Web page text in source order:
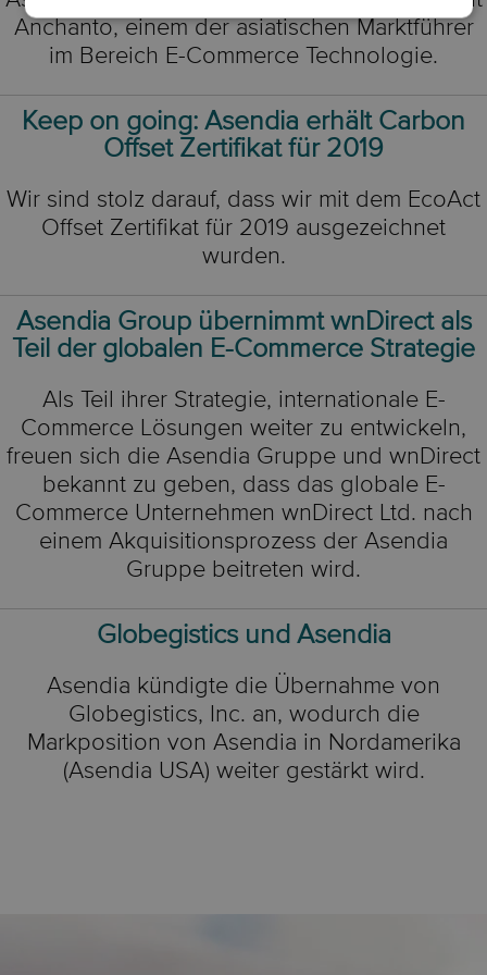
Anchanto, einem der asiatischen Marktführer
im Bereich E-Commerce Technologie.
Keep on going: Asendia erhält Carbon
Offset Zertifikat für 2019
Wir sind stolz darauf, dass wir mit dem EcoAct
Offset Zertifikat für 2019 ausgezeichnet
wurden.
Asendia Group übernimmt wnDirect als
Teil der globalen E-Commerce Strategie
Als Teil ihrer Strategie, internationale E-
Commerce Lösungen weiter zu entwickeln,
freuen sich die Asendia Gruppe und wnDirect
bekannt zu geben, dass das globale E-
Commerce Unternehmen wnDirect Ltd. nach
einem Akquisitionsprozess der Asendia
Gruppe beitreten wird.
Globegistics und Asendia
Asendia kündigte die Übernahme von
Globegistics, Inc. an, wodurch die
Markposition von Asendia in Nordamerika
(Asendia USA) weiter gestärkt wird.